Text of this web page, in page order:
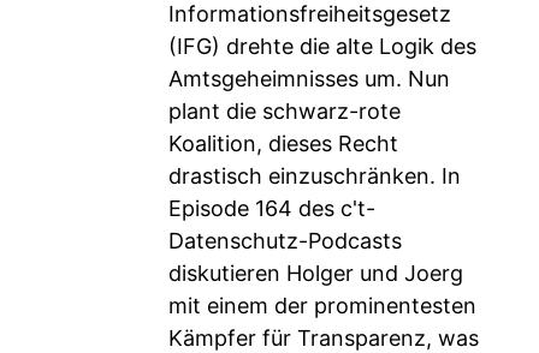
Informationsfreiheitsgesetz
(IFG) drehte die alte Logik des
Amtsgeheimnisses um. Nun
plant die schwarz-rote
Koalition, dieses Recht
drastisch einzuschränken. In
Episode 164 des c't-
Datenschutz-Podcasts
diskutieren Holger und Joerg
mit einem der prominentesten
Kämpfer für Transparenz, was